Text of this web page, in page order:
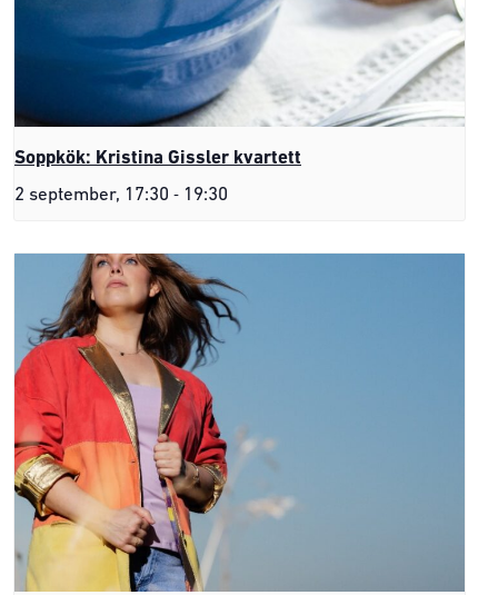
Soppkök: Kristina Gissler kvartett
2 september, 17:30 - 19:30